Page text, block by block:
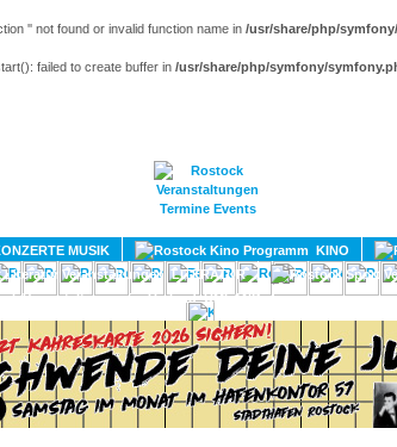
'' not found or invalid function name in /usr/share/php/
failed to create buffer in /usr/share/php/symfony/
MUSIK KINO
LITERATUR
UMLAND